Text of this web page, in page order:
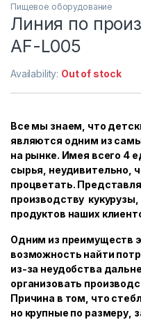
Пищевое оборудование
Линия по
AF-L005
Availability: Out of stock
Все мы знаем, что
являются одним из
на рынке. Имея всего 4
сырья, неудивительно,
процветать.
производству
продуктов наших
Одним из преимуществ
возможность найти
из-за неудобства
организовать
Причина в том, что
но крупные по размеру,